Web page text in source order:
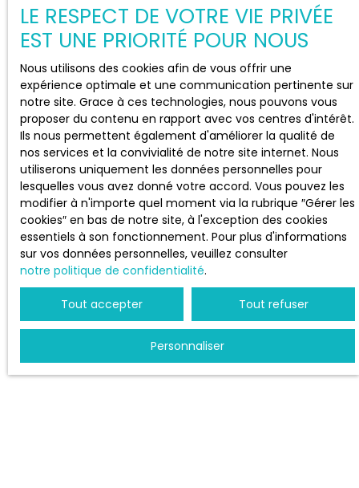
Vente terrain constructible Saint-Genix-les-Villages
(73240)
Vente terrain constructible Aiguebelette-le-Lac (73610)
JE SUIS PROPRIÉTAIRE
Estimez votre bien
Vendre avec nous
Espace vendeur
Gestion locative
Nous contacter
INFORMATIONS
LE RESPECT DE VOTRE VIE PRIVÉE
EST UNE PRIORITÉ POUR NOUS
Nous utilisons des cookies afin de vous offrir une
expérience optimale et une communication pertinente sur
notre site. Grace à ces technologies, nous pouvons vous
proposer du contenu en rapport avec vos centres d'intérêt.
Ils nous permettent également d'améliorer la qualité de
nos services et la convivialité de notre site internet. Nous
utiliserons uniquement les données personnelles pour
lesquelles vous avez donné votre accord. Vous pouvez les
modifier à n'importe quel moment via la rubrique ″Gérer les
cookies″ en bas de notre site, à l'exception des cookies
essentiels à son fonctionnement. Pour plus d'informations
sur vos données personnelles, veuillez consulter
notre politique de confidentialité.
Tout accepter Tout refuser
Personnaliser